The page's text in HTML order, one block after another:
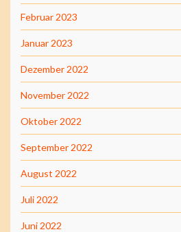
Februar 2023
Januar 2023
Dezember 2022
November 2022
Oktober 2022
September 2022
August 2022
Juli 2022
Juni 2022